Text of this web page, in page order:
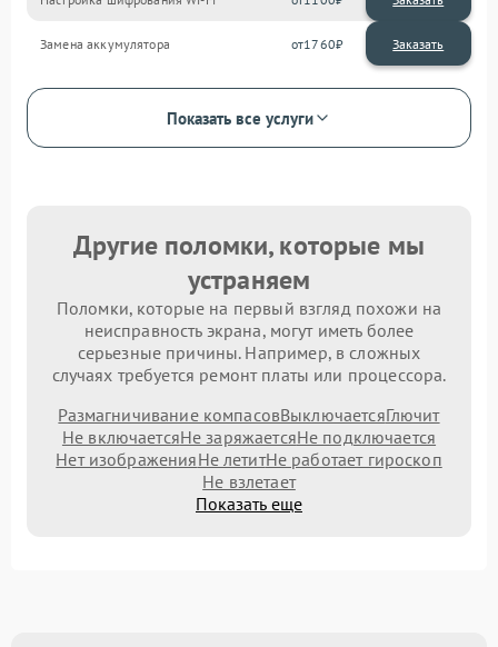
Замена аккумулятора 1760
Показать все услуги
Другие поломки, которые мы
устраняем
Поломки, которые на первый взгляд похожи на
неисправность экрана, могут иметь более
серьезные причины. Например, в сложных
случаях требуется ремонт платы или процессора.
Размагничивание компасовВыключаетсяГлючит
Не включаетсяНе заряжаетсяНе подключается
Нет изображенияНе летитНе работает гироскоп
Не взлетает
Показать еще